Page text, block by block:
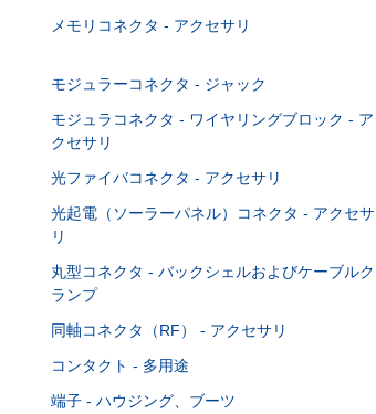
メモリコネクタ - アクセサリ
モジュラーコネクタ - ジャック
モジュラコネクタ - ワイヤリングブロック - ア
クセサリ
光ファイバコネクタ - アクセサリ
光起電（ソーラーパネル）コネクタ - アクセサ
リ
丸型コネクタ - バックシェルおよびケーブルク
ランプ
同軸コネクタ（RF） - アクセサリ
コンタクト - 多用途
端子 - ハウジング、ブーツ